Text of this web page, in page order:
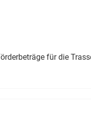
für die